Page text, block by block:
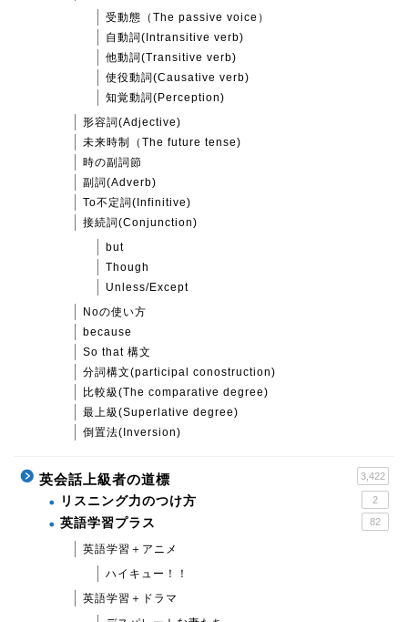
受動態（The passive voice）
自動詞(Intransitive verb)
他動詞(Transitive verb)
使役動詞(Causative verb)
知覚動詞(Perception)
形容詞(Adjective)
未来時制（The future tense)
時の副詞節
副詞(Adverb)
To不定詞(Infinitive)
接続詞(Conjunction)
but
Though
Unless/Except
Noの使い方
because
So that 構文
分詞構文(participal conostruction)
比較級(The comparative degree)
最上級(Superlative degree)
倒置法(Inversion)
英会話上級者の道標 3,422
リスニング力のつけ方 2
英語学習プラス 82
英語学習＋アニメ
ハイキュー！！
英語学習＋ドラマ